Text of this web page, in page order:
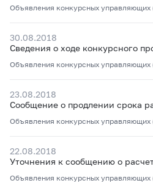
Объявления конкурсных управляющих
30.08.2018
Сведения о ходе конкурсного
Объявления конкурсных управляющих
23.08.2018
Сообщение о продлении срока
Объявления конкурсных управляющих
22.08.2018
Уточнения к сообщению о
Объявления конкурсных управляющих